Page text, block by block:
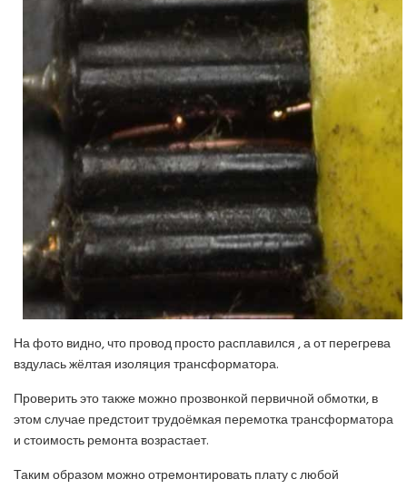
На фото видно, что провод просто расплавился , а от перегрева
вздулась жёлтая изоляция трансформатора.
Проверить это также можно прозвонкой первичной обмотки, в
этом случае предстоит трудоёмкая перемотка трансформатора
и стоимость ремонта возрастает.
Таким образом можно отремонтировать плату с любой